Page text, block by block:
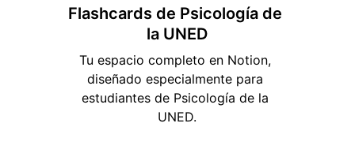
Tu espacio completo en Notion,
diseñado especialmente para
estudiantes de Psicología de la
UNED.
Flashcards de Psicología de
la UNED